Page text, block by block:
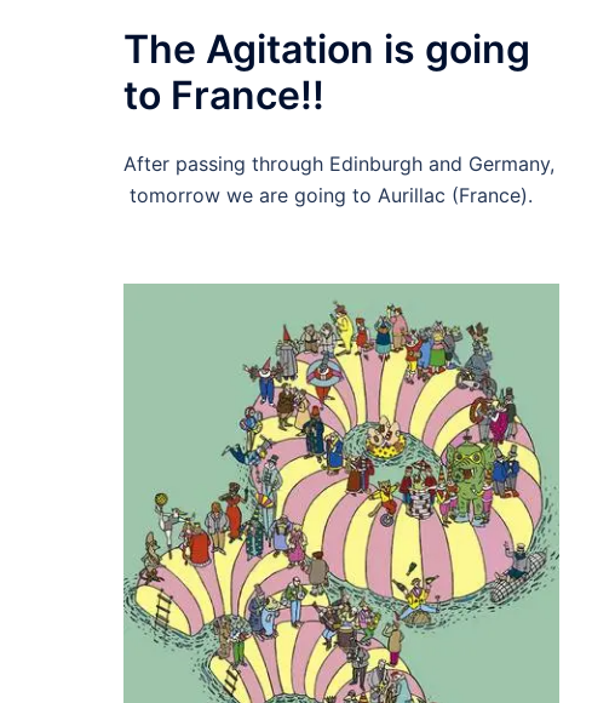
The Agitation is going
to France!!
After passing through Edinburgh and Germany,
tomorrow we are going to Aurillac (France).